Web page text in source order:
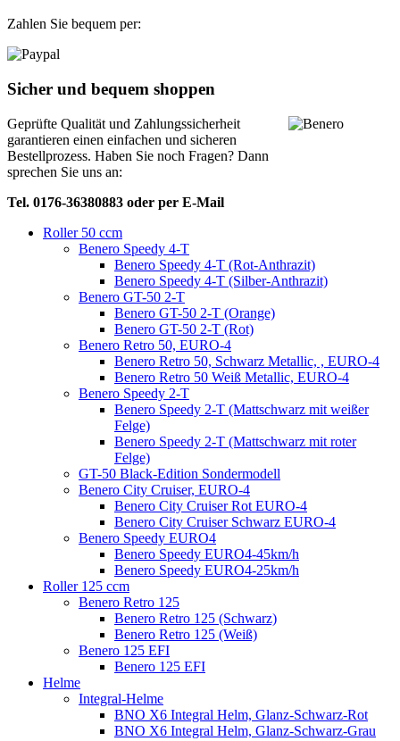
Zahlen Sie bequem per:
Sicher und bequem shoppen
Geprüfte Qualität und Zahlungssicherheit
garantieren einen einfachen und sicheren
Bestellprozess. Haben Sie noch Fragen? Dann
sprechen Sie uns an:
Tel. 0176-36380883 oder per E-Mail
Roller 50 ccm
Benero Speedy 4-T
Benero Speedy 4-T (Rot-Anthrazit)
Benero Speedy 4-T (Silber-Anthrazit)
Benero GT-50 2-T
Benero GT-50 2-T (Orange)
Benero GT-50 2-T (Rot)
Benero Retro 50, EURO-4
Benero Retro 50, Schwarz Metallic, , EURO-4
Benero Retro 50 Weiß Metallic, EURO-4
Benero Speedy 2-T
Benero Speedy 2-T (Mattschwarz mit weißer
Felge)
Benero Speedy 2-T (Mattschwarz mit roter
Felge)
GT-50 Black-Edition Sondermodell
Benero City Cruiser, EURO-4
Benero City Cruiser Rot EURO-4
Benero City Cruiser Schwarz EURO-4
Benero Speedy EURO4
Benero Speedy EURO4-45km/h
Benero Speedy EURO4-25km/h
Roller 125 ccm
Benero Retro 125
Benero Retro 125 (Schwarz)
Benero Retro 125 (Weiß)
Benero 125 EFI
Benero 125 EFI
Helme
Integral-Helme
BNO X6 Integral Helm, Glanz-Schwarz-Rot
BNO X6 Integral Helm, Glanz-Schwarz-Grau